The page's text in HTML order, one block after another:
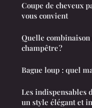
Coupe de cheveux
vous convient
Quelle
champêtre ?
Bague loup : quel
Les indispensables
un style élégant et